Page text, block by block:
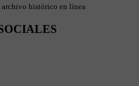
archivo histórico en línea